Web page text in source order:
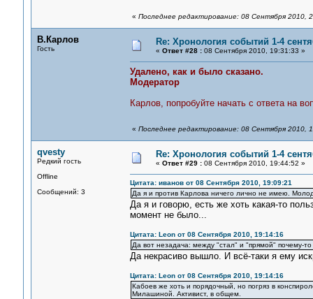
« Последнее редактирование: 08 Сентября 2010,
В.Карлов
Гость
Re: Хронология событий 1-4
« Ответ #28 :08 Сентября 2010, 19:31:33 »
Удалено, как и было сказано.
Модератор
Карлов, попробуйте начать с ответа на
« Последнее редактирование: 08 Сентября 2010,
qvesty
Редкий гость
Offline
Сообщений: 3
Re: Хронология событий 1-4
« Ответ #29 :08 Сентября 2010, 19:44:52 »
Цитата: иванов от 08 Сентября 2010, 19:09:21
Да я и против Карлова ничего лично не имею.
Да я и говорю, есть же хоть какая-то
момент не было...
Цитата: Leon от 08 Сентября 2010, 19:14:16
Да вот незадача: между "стал" и "прямой" почему-
Да некрасиво вышло. И всё-таки я ему
Цитата: Leon от 08 Сентября 2010, 19:14:16
Кабоев же хоть и порядочный, но погряз в
Милашиной. Активист, в общем.